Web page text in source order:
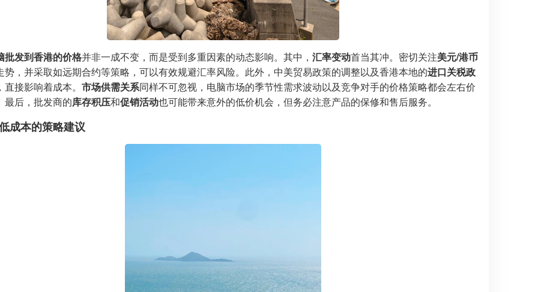
批发到香港的价格并非一成不变，而是受到多重因素的动态影响。其中， 汇率变动首当其冲。密切关注美元/港币
势，并采取如远期合约等策略，可以有效规避汇率风险。此外，中美贸易政策的调整以及香港本地的进口关税政
直接影响着成本。 市场供需关系同样不可忽视，电脑市场的季节性需求波动以及竞争对手的价格策略都会左右价
最后，批发商的库存积压和促销活动也可能带来意外的低价机会，但务必注意产品的保修和售后服务。
成本的策略建议